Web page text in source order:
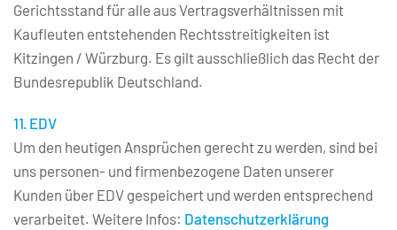
Gerichtsstand für alle aus Vertragsverhältnissen mit
Kaufleuten entstehenden Rechtsstreitigkeiten ist
Kitzingen / Würzburg. Es gilt ausschließlich das Recht der
Bundesrepublik Deutschland.
11. EDV
Um den heutigen Ansprüchen gerecht zu werden, sind bei
uns personen- und firmenbezogene Daten unserer
Kunden über EDV gespeichert und werden entsprechend
verarbeitet. Weitere Infos: Datenschutzerklärung